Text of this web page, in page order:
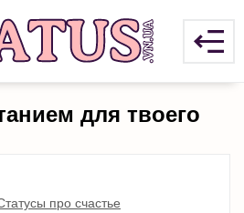
для твоего
про счастье